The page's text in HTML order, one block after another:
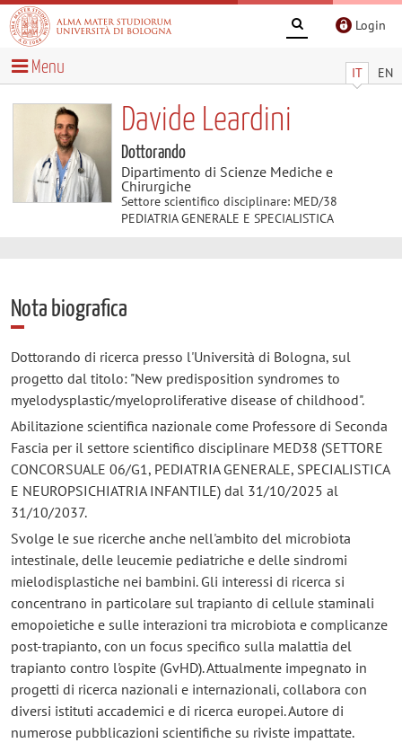
Login
IT EN
Menu
Davide Leardini
Dottorando
Dipartimento di Scienze Mediche e
Chirurgiche
Settore scientifico disciplinare: MED/38
PEDIATRIA GENERALE E SPECIALISTICA
Nota biografica
Dottorando di ricerca presso l'Università di Bologna, sul
progetto dal titolo: "New predisposition syndromes to
myelodysplastic/myeloproliferative disease of childhood".
Abilitazione scientifica nazionale come Professore di Seconda
Fascia per il settore scientifico disciplinare MED38 (SETTORE
CONCORSUALE 06/G1, PEDIATRIA GENERALE, SPECIALISTICA
E NEUROPSICHIATRIA INFANTILE) dal 31/10/2025 al
31/10/2037.
Svolge le sue ricerche anche nell'ambito del microbiota
intestinale, delle leucemie pediatriche e delle sindromi
mielodisplastiche nei bambini. Gli interessi di ricerca si
concentrano in particolare sul trapianto di cellule staminali
emopoietiche e sulle interazioni tra microbiota e complicanze
post-trapianto, con un focus specifico sulla malattia del
trapianto contro l'ospite (GvHD). Attualmente impegnato in
progetti di ricerca nazionali e internazionali, collabora con
diversi istituti accademici e di ricerca europei. Autore di
numerose pubblicazioni scientifiche su riviste impattate.